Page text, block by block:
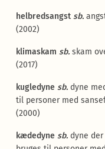
helbredsangst sb.
(2002)
klimaskam sb. skam
(2017)
kugledyne sb.dyne
til personer med
(2000)
kædedyne sb.dyne der